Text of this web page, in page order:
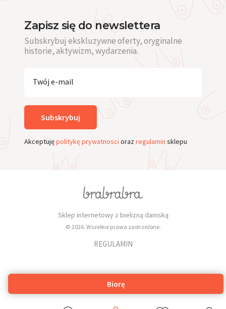
Biorę
Zapisz się do newslettera
Subskrybuj ekskluzywne oferty, oryginalne
historie, aktywizm, wydarzenia.
Twój e-mail
Subskrybuj
Akceptujępolitykę prywatnosci orazregulamin sklepu
Sklep internetowy z bielizną damską
© 2026. Wszelkie prawa zastrzeżone.
REGULAMIN